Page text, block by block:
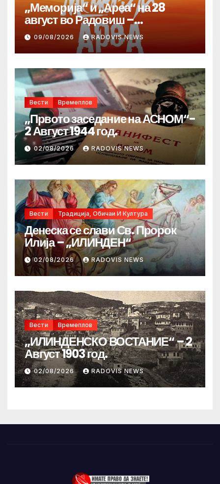
„Меморија“ и „Ареа“ на 28
август во Радовиш –
продолжува традицијата за
Денот на македонските рудари
09/08/2026 RADOVIS NEWS
Вести Времеплов
„Првото заседание на АСНОМ“-
2 Август 1944 год.
02/08/2026 RADOVIS NEWS
Вести Традиција, Обичаи И Култура
Денеска се слави Св. Пророк
Илија – „ИЛИНДЕН“
02/08/2026 RADOVIS NEWS
Вести Времеплов
„ИЛИНДЕНСКО ВОСТАНИЕ“ – 2
Август 1903 год.
02/08/2026 RADOVIS NEWS